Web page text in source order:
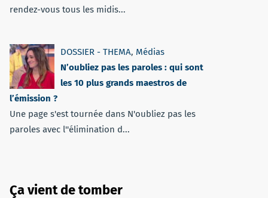
rendez-vous tous les midis...
DOSSIER - THEMA, Médias
N’oubliez pas les paroles : qui sont
les 10 plus grands maestros de
l’émission ?
Une page s'est tournée dans N'oubliez pas les
paroles avec l''élimination d...
Ça vient de tomber